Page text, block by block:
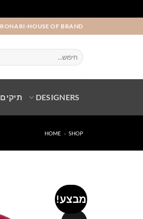
to
RONARI-HOUSE OF BRAND
חיפוש
עבור:
DESIGNERS תיקים
HOME » SHOP
מבצע!